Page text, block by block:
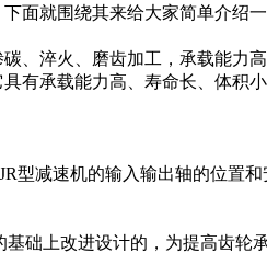
面就围绕其来给大家简单介绍
、淬火、磨齿加工，承载能力
有承载能力高、寿命长、体积
型减速机的输入输出轴的位置
基础上改进设计的，为提高齿